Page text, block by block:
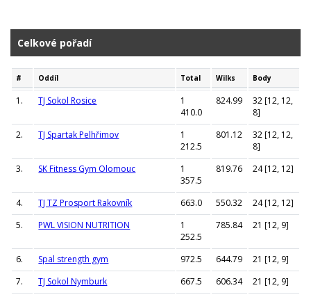
Celkové pořadí
# Oddíl Total Wilks Body
1. TJ Sokol Rosice
1
410.0
824.99
32 [12, 12,
8]
2.
TJ Spartak Pelhřimov
1
212.5
801.12
32 [12, 12,
8]
3.
SK Fitness Gym Olomouc
1
357.5
819.76 24 [12, 12]
4. TJ TZ Prosport Rakovník 663.0 550.32
24 [12, 12]
5.
PWL VISION NUTRITION
1
252.5
785.84 21 [12, 9]
6. Spal strength gym 972.5 644.79
21 [12, 9]
7.
TJ Sokol Nymburk 667.5 606.34
21 [12, 9]